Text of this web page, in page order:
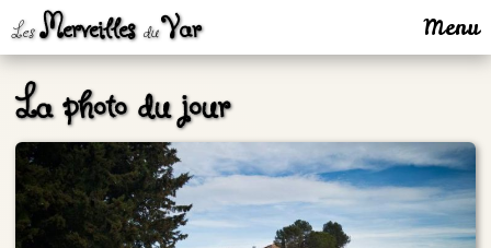
LesMerveillesduVar Menu
La photo du jour